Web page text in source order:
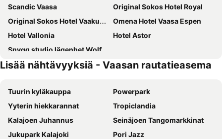
Scandic Vaasa
Original Sokos Hotel Royal
Original Sokos Hotel Vaakuna Vaasa
Omena Hotel Vaasa Espen
Hotel Vallonia
Hotel Astor
Snygg studio lägenhet Wolffskavägen 21
Lisää nähtävyyksiä - Vaasan rautatieasema
Tuurin kyläkauppa
Powerpark
Yyterin hiekkarannat
Tropiclandia
Kalajoen Juhannus
Seinäjoen Tangomarkkinat
Jukupark Kalajoki
Pori Jazz